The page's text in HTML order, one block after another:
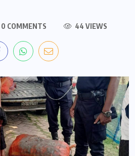
0 COMMENTS 44 VIEWS